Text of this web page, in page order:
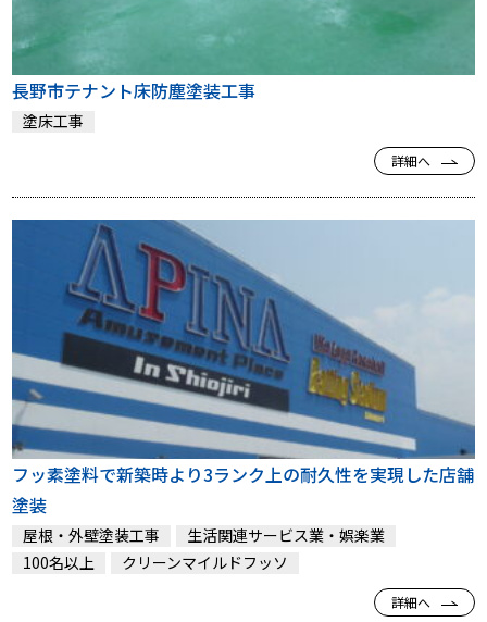
長野市テナント床防塵塗装工事
塗床工事
詳細へ
フッ素塗料で新築時より3ランク上の耐久性を実現した店舗
塗装
屋根・外壁塗装工事
生活関連サービス業・娯楽業
100名以上
クリーンマイルドフッソ
詳細へ